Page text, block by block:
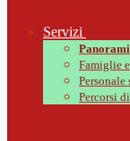
Servizi
Famiglie
Personale
Percorsi